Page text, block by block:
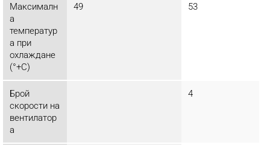
Максималн
а
температур
а при
охлаждане
(°+C)
49 53
Брой
скорости на
вентилатор
а
4